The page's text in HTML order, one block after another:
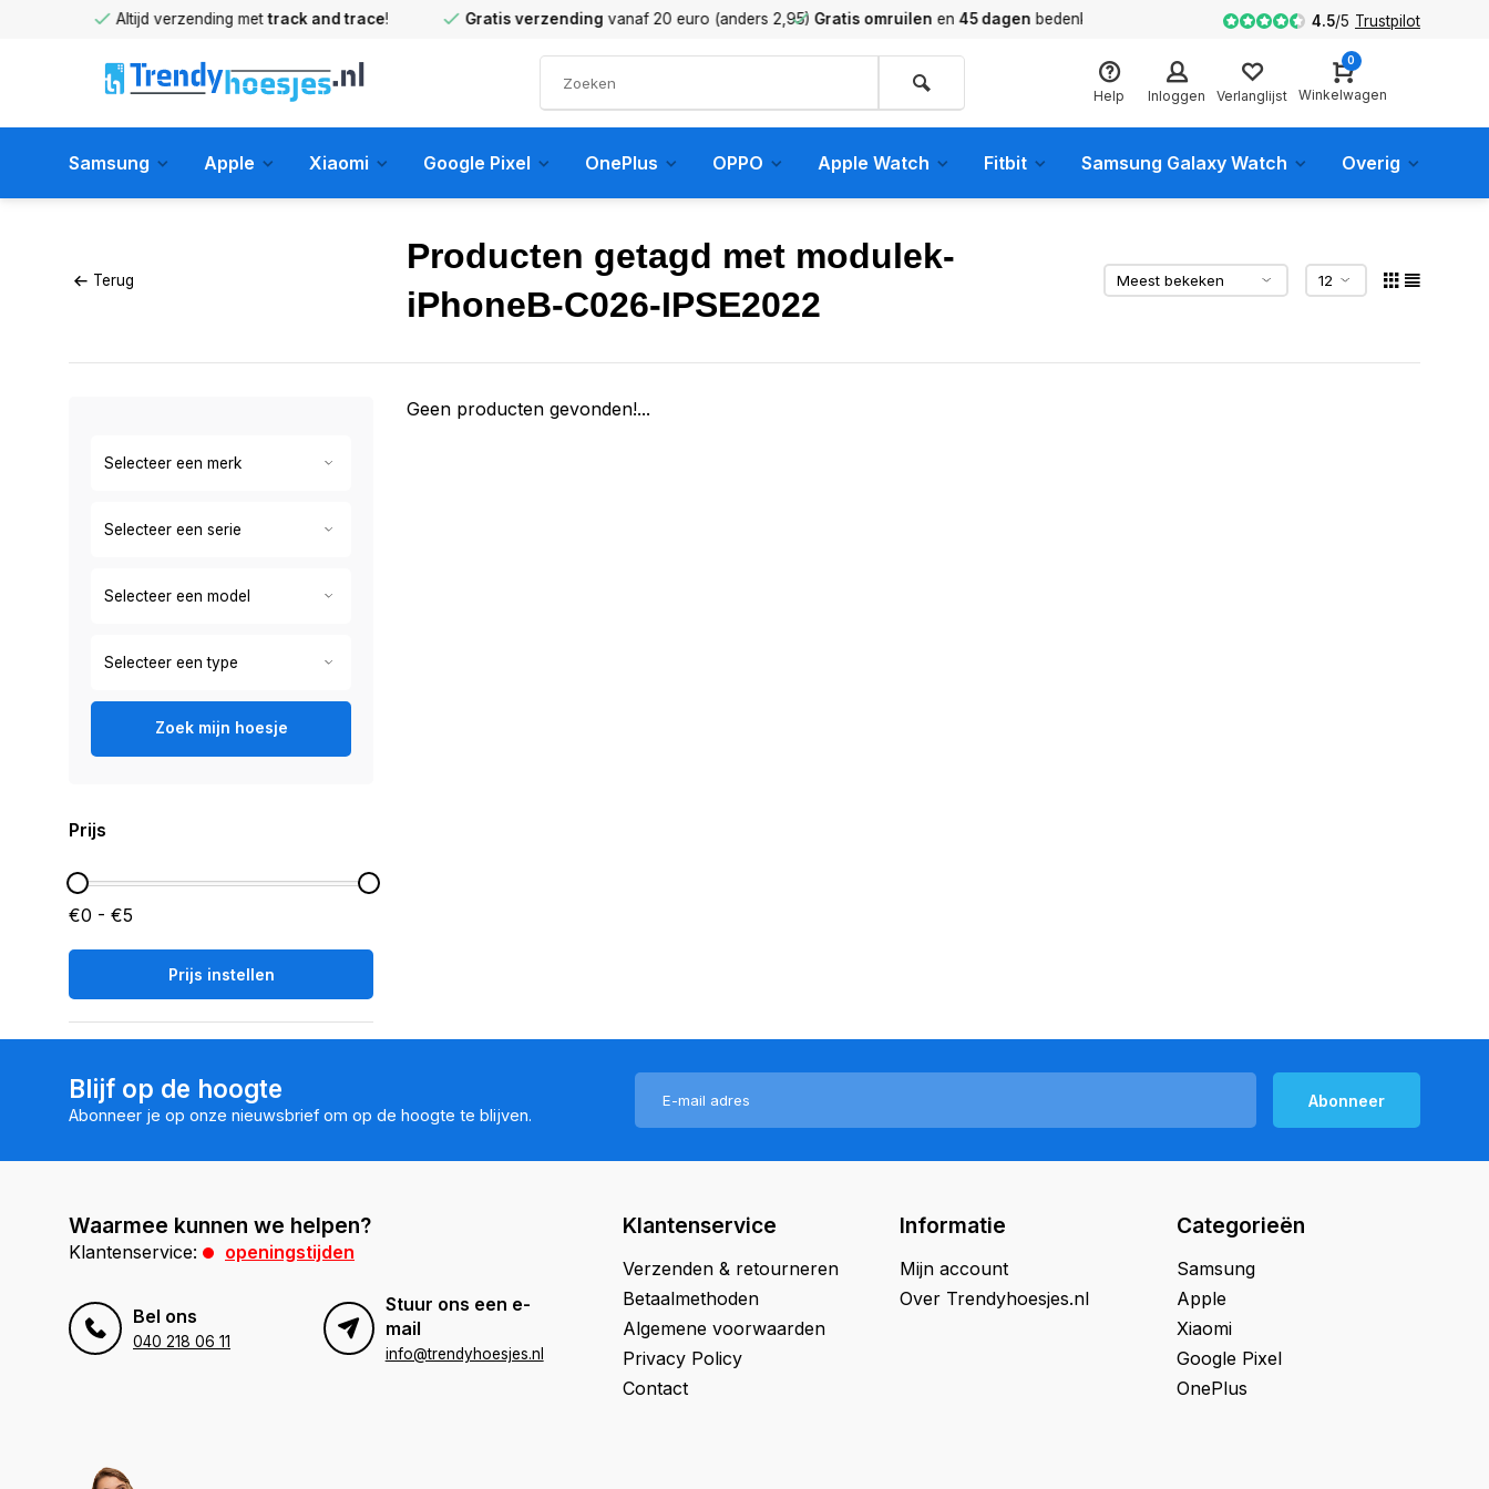
Altijd verzending mettrack and trace! Gratis verzendingvanaf 20 euro (anders 2,95) Gratis omruilenen 45 dagenbedenktijd 4.5/5 Trustpilot
Help Inloggen Verlanglijst
0
Winkelwagen
Samsung Apple Xiaomi Google Pixel OnePlus OPPO Apple Watch Fitbit Samsung Galaxy Watch Overig
Terug
Producten getagd met modulek-
iPhoneB-C026-IPSE2022
Zoek mijn hoesje
Prijs
€0 - €5
Prijs instellen
Geen producten gevonden!...
Blijf op de hoogte
Abonneer je op onze nieuwsbrief om op de hoogte te blijven.
Abonneer
Waarmee kunnen we helpen?
Klantenservice: openingstijden
Bel ons
040 218 06 11
Stuur ons een e-
mail
info@trendyhoesjes.nl
Klantenservice
Verzenden & retourneren
Betaalmethoden
Algemene voorwaarden
Privacy Policy
Contact
Informatie
Mijn account
Over Trendyhoesjes.nl
Categorieën
Samsung
Apple
Xiaomi
Google Pixel
OnePlus